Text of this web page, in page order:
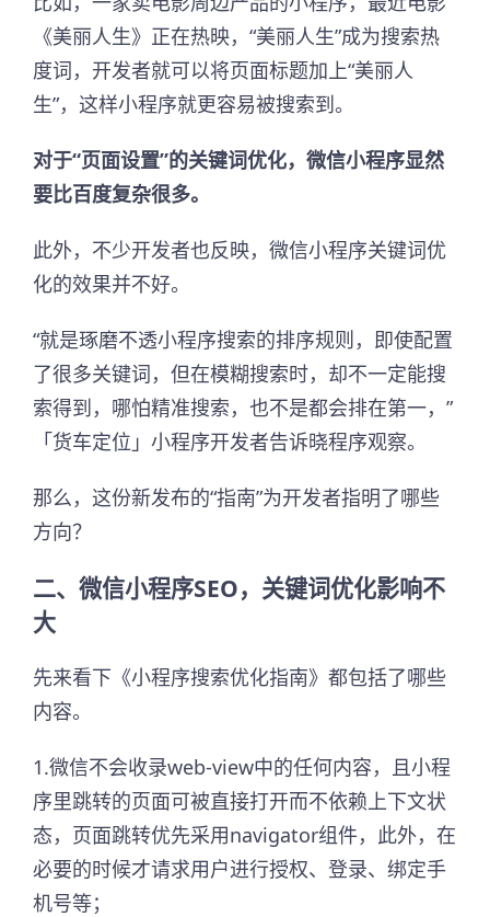
《美丽人生》正在热映，“美丽人生”成为搜索热
度词，开发者就可以将页面标题加上“美丽人
生”，这样小程序就更容易被搜索到。
对于“页面设置”的关键词优化，微信小程序显然
要比百度复杂很多。
此外，不少开发者也反映，微信小程序关键词优
化的效果并不好。
“就是琢磨不透小程序搜索的排序规则，即使配置
了很多关键词，但在模糊搜索时，却不一定能搜
索得到，哪怕精准搜索，也不是都会排在第一，”
「货车定位」小程序开发者告诉晓程序观察。
那么，这份新发布的“指南”为开发者指明了哪些
方向？
二、 微信小程序SEO，关键词优化影响不
大
先来看下《小程序搜索优化指南》都包括了哪些
内容。
1.微信不会收录web-view中的任何内容，且小程
序里跳转的页面可被直接打开而不依赖上下文状
态，页面跳转优先采用navigator组件，此外，在
必要的时候才请求用户进行授权、登录、绑定手
机号等；